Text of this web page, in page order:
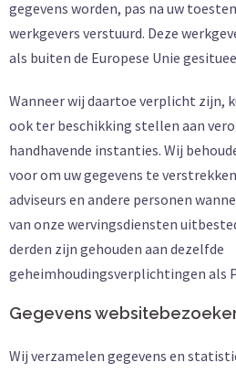
gegevens worden, pas na uw
werkgevers verstuurd. Deze
als buiten de Europese Unie
Wanneer wij daartoe verplicht zijn,
ook ter beschikking stellen aan
handhavende instanties. Wij
voor om uw gegevens te
adviseurs en andere personen
van onze wervingsdiensten
derden zijn gehouden aan dezelfde
geheimhoudingsverplichtingen als
Gegevens
Wij verzamelen gegevens en